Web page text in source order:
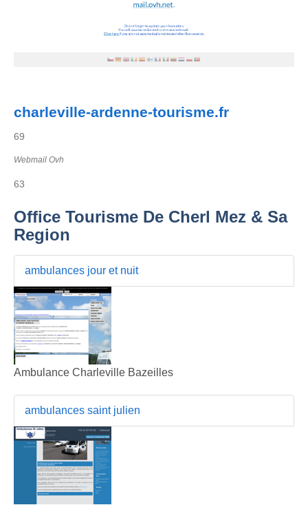
charleville-ardenne-tourisme.fr
69
Webmail Ovh
63
Office Tourisme De Cherl Mez & Sa
Region
ambulances jour et nuit
Ambulance Charleville Bazeilles
ambulances saint julien